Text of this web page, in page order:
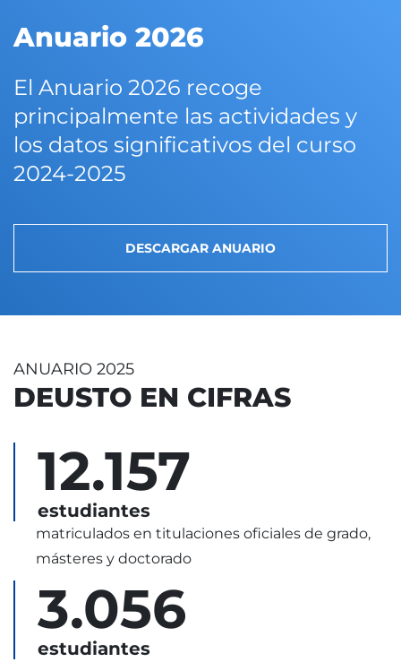
Anuario 2026
El Anuario 2026 recoge
principalmente las actividades y
los datos significativos del curso
2024-2025
DESCARGAR ANUARIO
ANUARIO 2025
DEUSTO EN CIFRAS
12.157
estudiantes
matriculados en titulaciones oficiales de grado,
másteres y doctorado
3.056
estudiantes